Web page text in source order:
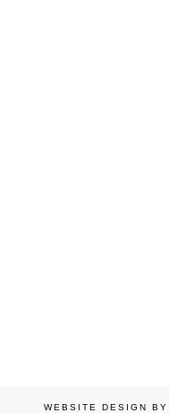
WEBSITE DESIGN BY